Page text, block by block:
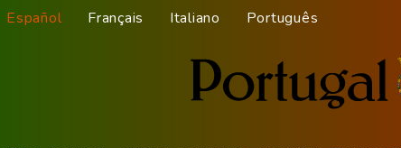
Español Français Italiano Português